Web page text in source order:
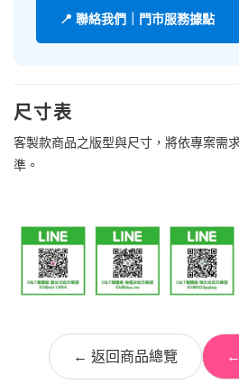
📍 聯絡我們｜門市服務據點
尺寸表
客製款商品之版型與尺寸，將依專案需
準。
← 返回商品總覽